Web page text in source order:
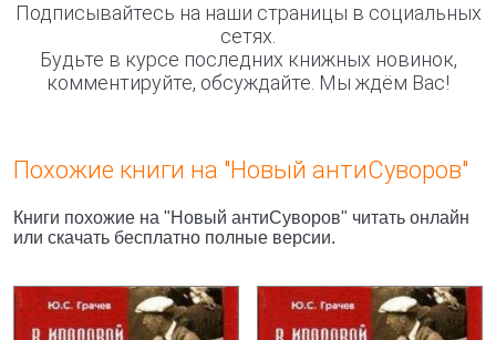
Подписывайтесь на наши страницы в социальных
сетях.
Будьте в курсе последних книжных новинок,
комментируйте, обсуждайте. Мы ждём Вас!
Похожие книги на "Новый антиСуворов"
Книги похожие на "Новый антиСуворов" читать онлайн
или скачать бесплатно полные версии.